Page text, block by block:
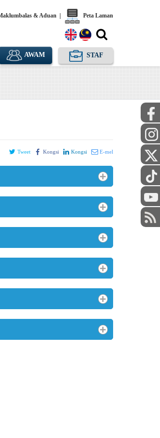
& Aduan Peta Laman
AWAM STAF
Tweet Kongsi Kongsi E-mel